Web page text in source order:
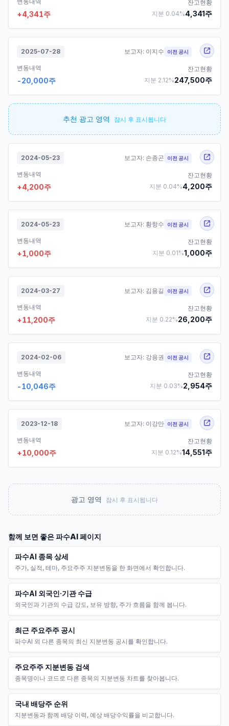
+4,341주
잔고현황
지분 0.04%4,341주
2025-07-28 보고자: 이지수 이전 공시
변동내역
-20,000주
잔고현황
지분 2.12%247,500주
추천 광고 영역 잠시 후 표시됩니다
2024-05-23 보고자: 손종곤 이전 공시
변동내역
+4,200주
잔고현황
지분 0.04%4,200주
2024-05-23 보고자: 황항수 이전 공시
변동내역
+1,000주
잔고현황
지분 0.01%1,000주
2024-03-27 보고자: 김용길 이전 공시
변동내역
+11,200주
잔고현황
지분 0.22%26,200주
2024-02-06 보고자: 강용권 이전 공시
변동내역
-10,046주
잔고현황
지분 0.03%2,954주
2023-12-18 보고자: 이강만 이전 공시
변동내역
+10,000주
잔고현황
지분 0.12%14,551주
광고 영역 잠시 후 표시됩니다
함께 보면 좋은파수AI페이지
파수AI 종목 상세
주가, 실적, 테마, 주요주주 지분변동을 한 화면에서 확인합니다.
파수AI 외국인·기관 수급
외국인과 기관의 수급 강도, 보유 방향, 주가 흐름을 함께 봅니다.
최근 주요주주 공시
파수AI 외 다른 종목의 최신 지분변동 공시를 확인합니다.
주요주주 지분변동 검색
종목명이나 코드로 다른 종목의 지분변동 차트를 찾아봅니다.
국내 배당주 순위
지분변동과 함께 배당 이력, 예상 배당수익률을 비교합니다.